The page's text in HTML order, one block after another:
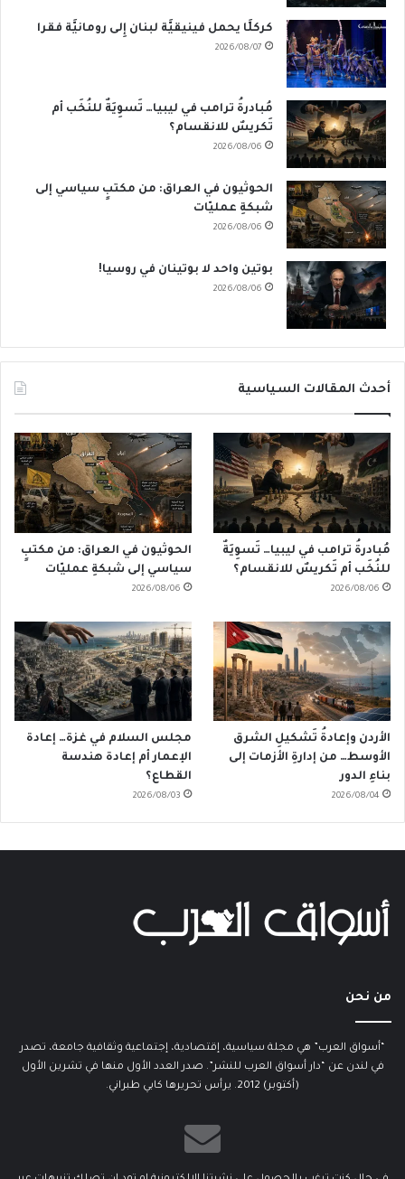
كركلَّا يحمل فينيقيَّة لبنان إِلى رومانيَّة فقرا
2026/08/07
مُبادرةُ ترامب في ليبيا… تَسوِيَةٌ للنُخَب أم
تَكريسٌ للانقسام؟
2026/08/06
الحوثيون في العراق: من مكتبٍ سياسي إلى
شبكةِ عمليّات
2026/08/06
بوتين واحد لا بوتينان في روسيا!
2026/08/06
أحدث المقالات السياسية
مُبادرةُ ترامب في ليبيا… تَسوِيَةٌ
للنُخَب أم تَكريسٌ للانقسام؟
2026/08/06
الحوثيون في العراق: من مكتبٍ
سياسي إلى شبكةِ عمليّات
2026/08/06
الأردن وإعادةُ تَشكيلِ الشرق
الأوسط… من إدارةِ الأزمات إلى
بناءِ الدور
2026/08/04
مجلس السلام في غزة… إعادة
الإعمار أم إعادة هندسة
القطاع؟
2026/08/03
من نحن
“أسواق العرب” هي مجلة سياسية، إقتصادية، إجتماعية وثقافية جامعة، تصدر
في لندن عن “دار أسواق العرب للنشر”. صدر العدد الأول منها في تشرين الأول
(أكتوبر) 2012. يرأس تحريرها كابي طبراني.